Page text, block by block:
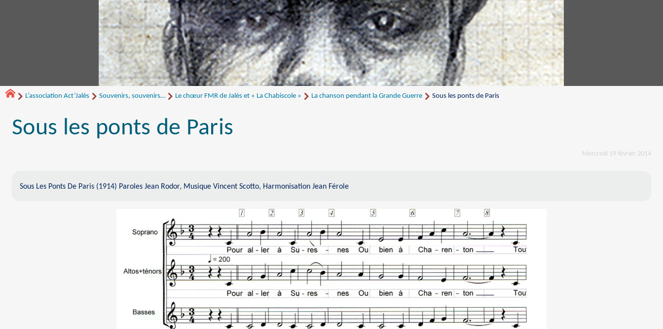
L’association Act’Jalès Souvenirs, souvenirs… Le chœur FMR de Jalès et « La Chabiscole » La chanson pendant la Grande Guerre Sous les ponts de Paris
Sous les ponts de Paris
Mercredi 19 février 2014
Sous Les Ponts De Paris (1914) Paroles Jean Rodor, Musique Vincent Scotto, Harmonisation Jean Férole